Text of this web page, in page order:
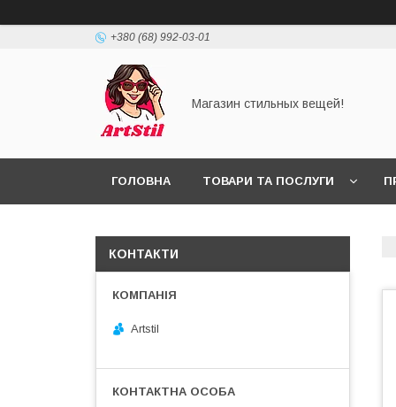
+380 (68) 992-03-01
Магазин стильных вещей!
ГОЛОВНА ТОВАРИ ТА ПОСЛУГИ
КОНТАКТИ
Artstil